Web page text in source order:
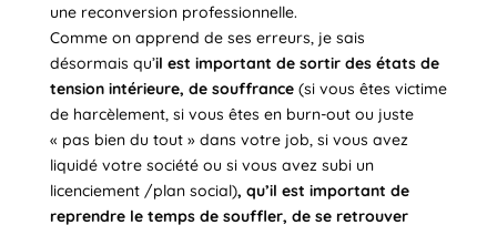
une reconversion professionnelle.
Comme on apprend de ses erreurs, je sais
désormais qu’il est important de sortir des états de
tension intérieure, de souffrance (si vous êtes victime
de harcèlement, si vous êtes en burn-out ou juste
« pas bien du tout » dans votre job, si vous avez
liquidé votre société ou si vous avez subi un
licenciement /plan social), qu’il est important de
reprendre le temps de souffler, de se retrouver